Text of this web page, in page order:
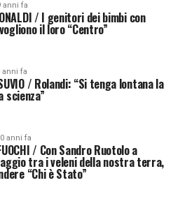
anni fa
/ I genitori dei bimbi con
il loro “Centro”
anni fa
/ Rolandi: “Si tenga lontana la
scienza”
anni fa
/ Con Sandro Ruotolo a
tra i veleni della nostra terra,
“Chi è Stato”